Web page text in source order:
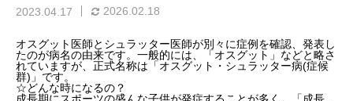
保険診療
院長ブログ
夜眠れないのは脳が休めな
いから？入眠困難の本当の
院長ブログ
首肩腰は痛いけど体幹
が入らない…その正体
2023.04.17 2026.02.18
オスグット医師とシュラッター医師が別々に症例を確認、発表し
たのが病名の由来です。一般的には、「オスグット」などと略さ
れていますが、正式名称は「オスグット・シュラッター病(症候
群)」です。
☆どんな時になるの？